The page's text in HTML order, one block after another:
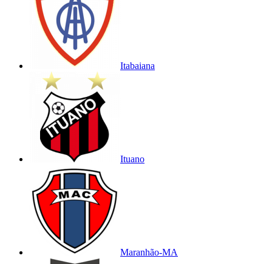
Itabaiana
Ituano
Maranhão-MA